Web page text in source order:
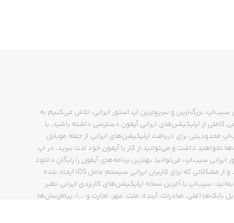
سیب‌اپ، بزرگ‌ترین و سریع‌ترین اپ استور ایرانی، تلاش می‌کنیم به
کاملی از اپلیکیشن‌های ایرانی آیفون دسترسی داشته باشید. با
محدودیتی برای دریافت اپلیکیشن‌های ایرانی از جمله موبایل
نخواهید داشت و می‌توانید از کار با آیفون خود لذت ببرید. در اپ
ایرانی سیب‌اپ، می‌توانید بهترین برنامه‌های آیفون را رایگان دانلود
کنید و از مشکلاتی که برای کاربران ایرانی سیستم عامل iOS ایجاد شده
سیب‌اپ با آخرین نسخه اپلیکیشن‌های کاربردی ایرانی نظیر
بانک‌ها (ملی، صادرات، آینده، ملت، مهر، تجارت و ...)، پیام‌رسان‌ها